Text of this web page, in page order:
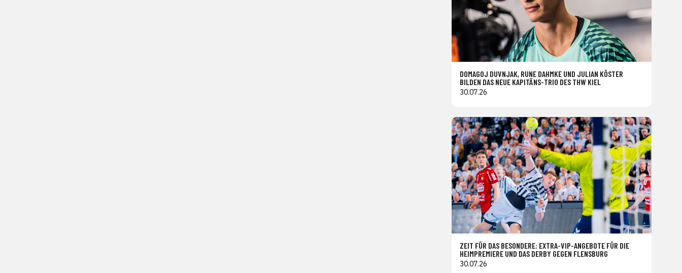
DOMAGOJ DUVNJAK, RUNE DAHMKE UND JULIAN KÖSTER
BILDEN DAS NEUE KAPITÄNS-TRIO DES THW KIEL
30.07.26
ZEIT FÜR DAS BESONDERE: EXTRA-VIP-ANGEBOTE FÜR DIE
HEIMPREMIERE UND DAS DERBY GEGEN FLENSBURG
30.07.26